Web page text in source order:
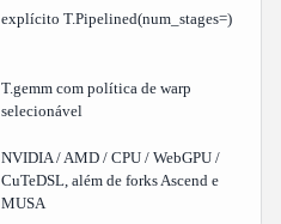
explícito T.Pipelined(num_stages=)
T.gemm com política de warp
selecionável
NVIDIA / AMD / CPU / WebGPU /
CuTeDSL, além de forks Ascend e
MUSA